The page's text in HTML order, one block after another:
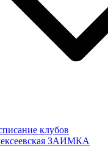
клубов
ЗАИМКА